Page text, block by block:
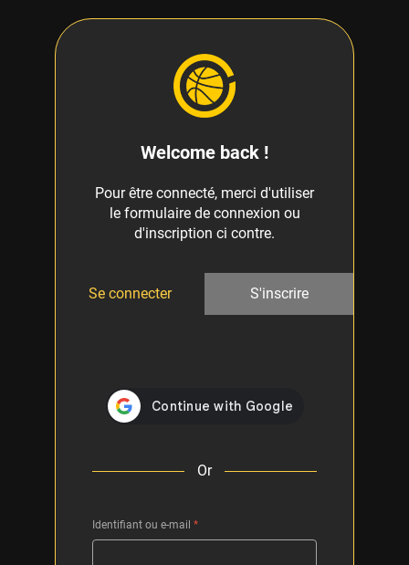
Welcome back !
Pour être connecté, merci d'utiliser
le formulaire de connexion ou
d'inscription ci contre.
Se connecter S'inscrire
Or
Identifiant ou e-mail *